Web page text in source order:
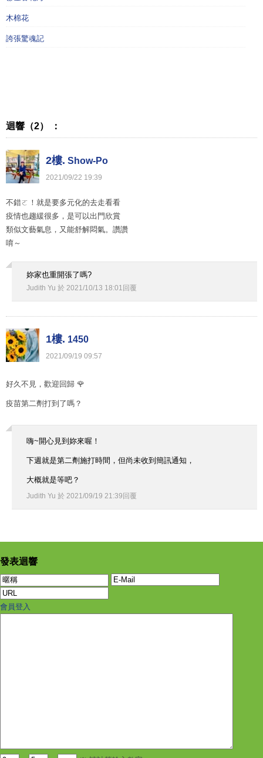
木棉花
誇張驚魂記
迴響（2） ：
2樓. Show-Po
2021/09/22 19:39
不錯ㄛ！就是要多元化的去走看看
疫情也趨緩很多，是可以出門欣賞
類似文藝氣息，又能舒解悶氣。讚讚
唷～
妳家也重開張了嗎?
Judith Yu 於 2021/10/13 18:01 回覆
1樓. 1450
2021/09/19 09:57
好久不見，歡迎回歸 🌹
疫苗第二劑打到了嗎？
嗨~開心見到妳來喔！
下週就是第二劑施打時間，但尚未收到簡訊通知，
大概就是等吧？
Judith Yu 於 2021/09/19 21:39 回覆
發表迴響
會員登入